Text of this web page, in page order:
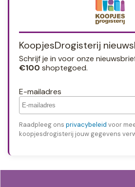
KoopjesDrogisterij
Schrijf je in voor onze
€100 shoptegoed.
E-mailadres
Raadpleeg ons privacybeleid voor
koopjesdrogisterij jouw gegevens